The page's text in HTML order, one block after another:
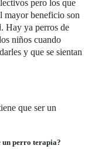
pero los que
mayor beneficio son
Hay ya perros de
niños cuando
y que se sientan
que ser un
un perro terapia?